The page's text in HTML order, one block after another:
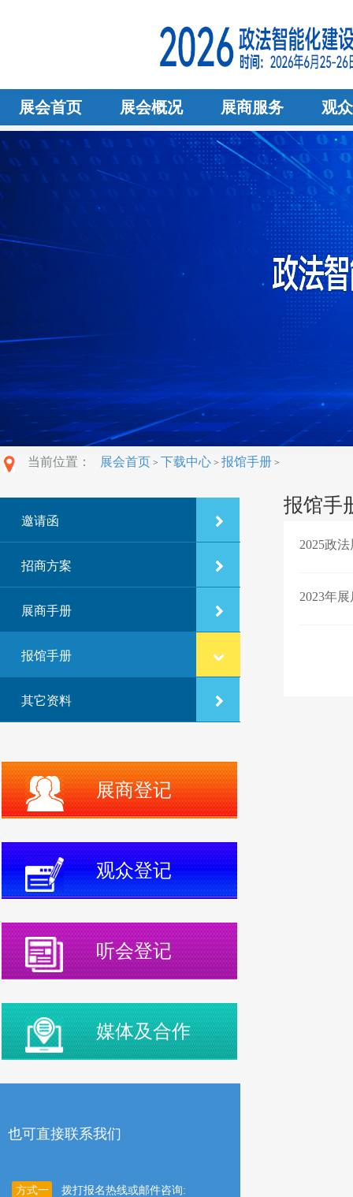
展会首页 展会概况 展商服务 观
当前位置： 展会首页 > 下载中心 > 报馆手册 >
邀请函
招商方案
展商手册
报馆手册
其它资料
展商登记
观众登记
听会登记
媒体及合作
也可直接联系我们
方式一 拨打报名热线或邮件咨询:
报馆手
2025政
2023年